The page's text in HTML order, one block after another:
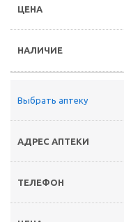
Выбрать аптеку